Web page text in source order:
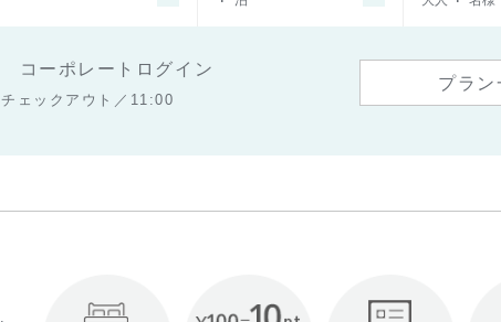
プラン
コーポレートログイン
チェックアウト／11:00